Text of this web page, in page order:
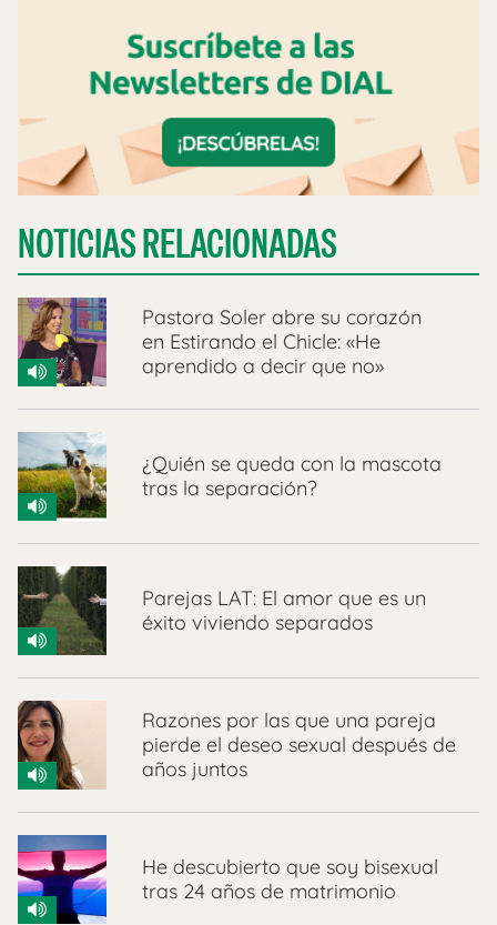
NOTICIAS RELACIONADAS
Pastora Soler abre su corazón
en Estirando el Chicle: «He
aprendido a decir que no»
¿Quién se queda con la mascota
tras la separación?
Parejas LAT: El amor que es un
éxito viviendo separados
Razones por las que una pareja
pierde el deseo sexual después de
años juntos
He descubierto que soy bisexual
tras 24 años de matrimonio